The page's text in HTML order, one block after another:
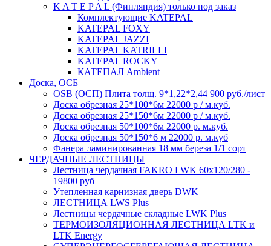
K A T E P A L (Финляндия) только под заказ
Комплектующие KATEPAL
KATEPAL FOXY
KATEPAL JAZZI
KATEPAL KATRILLI
KATEPAL ROCKY
КАТЕПАЛ Ambient
Доска, ОСБ
OSB (ОСП) Плита толщ. 9*1,22*2,44 900 руб./лист
Доска обрезная 25*100*6м 22000 р / м.куб.
Доска обрезная 25*150*6м 22000 р / м.куб.
Доска обрезная 50*100*6м 22000 р. м.куб.
Доска обрезная 50*150*6 м 22000 р. м.куб
Фанера ламинированная 18 мм береза 1/1 сорт
ЧЕРДАЧНЫЕ ЛЕСТНИЦЫ
Лестница чердачная FAKRO LWK 60х120/280 -
19800 руб
Утепленная карнизная дверь DWK
ЛЕСТНИЦА LWS Plus
Лестницы чердачные складные LWK Plus
ТЕРМОИЗОЛЯЦИОННАЯ ЛЕСТНИЦА LTK и
LTK Energy